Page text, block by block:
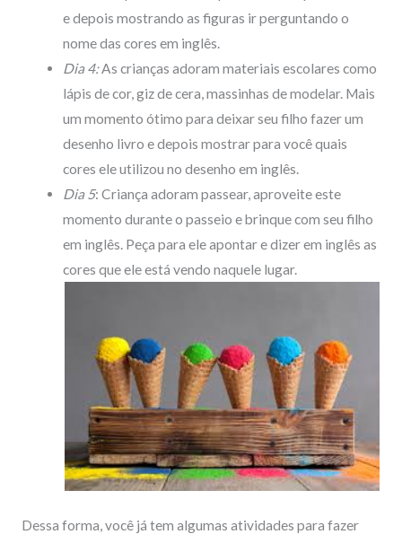
e depois mostrando as figuras ir perguntando o
nome das cores em inglês.
Dia 4:As crianças adoram materiais escolares como
lápis de cor, giz de cera, massinhas de modelar. Mais
um momento ótimo para deixar seu filho fazer um
desenho livro e depois mostrar para você quais
cores ele utilizou no desenho em inglês.
Dia 5: Criança adoram passear, aproveite este
momento durante o passeio e brinque com seu filho
em inglês. Peça para ele apontar e dizer em inglês as
cores que ele está vendo naquele lugar.
Dessa forma, você já tem algumas atividades para fazer